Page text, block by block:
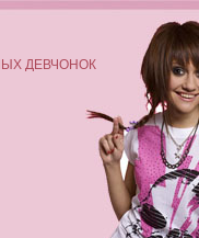
ДЕВЧОНОК